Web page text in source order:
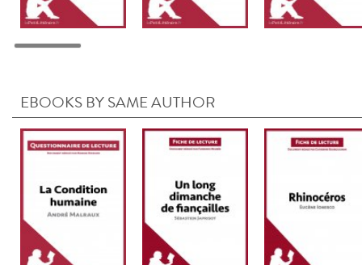
EBOOKS BY SAME AUTHOR